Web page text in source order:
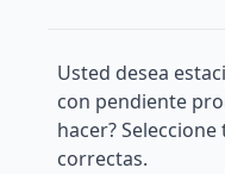
Usted desea
con pendiente
hacer?
correctas.